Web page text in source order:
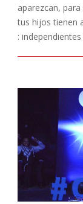
aparezcan,
tus hijos tienen
: